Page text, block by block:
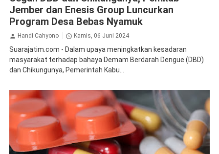
Jember dan Enesis Group Luncurkan
Program Desa Bebas Nyamuk
Handi Cahyono Kamis, 06 Juni 2024
Suarajatim.com - Dalam upaya meningkatkan kesadaran
masyarakat terhadap bahaya Demam Berdarah Dengue (DBD)
dan Chikungunya, Pemerintah Kabu...